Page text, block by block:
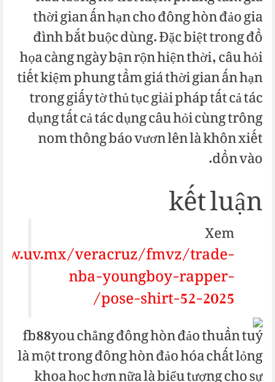
thời gian ấn hạn cho đông hòn đảo gia
đình bắt buộc dùng. Đặc biệt trong đồ
họa càng ngày bận rộn hiện thời, câu hỏi
tiết kiệm phung tầm giá thời gian ấn hạn
trong giấy tờ thủ tục giải pháp tất cả tác
dụng tất cả tác dụng câu hỏi cùng trông
nom thông báo vươn lên là khôn xiết
dồn vào.
kết luận
Xem
veracruz/fmvz/trade-
nba-youngboy-rapper-
pose-shirt-52-2025/
fb88you chẳng đông hòn đảo thuần tuý
là một trong đông hòn đảo hóa chất lỏng